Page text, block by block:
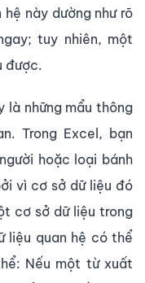
này dường như rõ
tuy nhiên, một
được.
là những mẩu thông
Trong Excel, bạn
hoặc loại bánh
vì cơ sở dữ liệu đó
cơ sở dữ liệu trong
liệu quan hệ có thể
Nếu một từ xuất